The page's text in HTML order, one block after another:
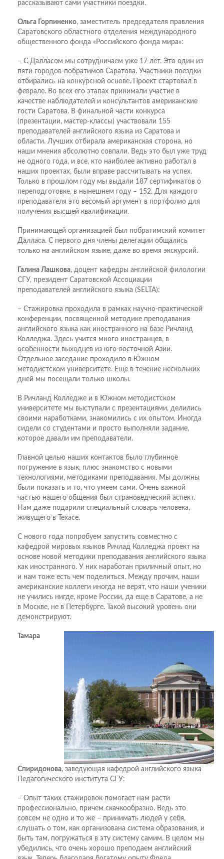
рассказывают сами участники поездки.
Ольга Горпиненко, заместитель председателя правления
Саратовского областного отделения международного
общественного фонда «Российского фонда мира»:
– С Далласом мы сотрудничаем уже 17 лет. Это один из
пяти городов-побратимов Саратова. Участники поездки
отбирались на конкурсной основе. Проект стартовал в
феврале. Во всех его этапах принимали участие в
качестве наблюдателей и консультантов американские
гости Саратова. В финальной части конкурса
(презентации, мастер-классы) участвовали 155
преподавателей английского языка из Саратова и
области. Лучших отбирала американская сторона, но
наши мнения абсолютно совпали. Ведь это был уже труд
не одного года, и все, кто наиболее активно работал в
наших проектах, были вправе рассчитывать на успех.
Только в прошлом году мы выдали 187 сертификатов о
переподготовке, в нынешнем году – 152. Для каждого
преподавателя это весомый аргумент в портфолио для
получения высшей квалификации.
Принимающей организацией был побратимский комитет
Далласа. С первого дня члены делегации общались
только на английском языке, даже во время экскурсий.
Галина Лашкова, доцент кафедры английской филологии
СГУ, президент Саратовской Ассоциации
преподавателей английского языка (SELTA):
– Стажировка проходила в рамках научно-практической
конференции, посвященной методике преподавания
английского языка как иностранного на базе Ричланд
Колледжа. Здесь учится много иностранцев, в
особенности выходцев из юго-восточной Азии.
Отдельное заседание проходило в Южном
методистском университете. Еще в течение нескольких
дней мы посещали только школы.
В Ричланд Колледже и в Южном методистском
университете мы выступали с презентациями, делились
своими наработками, знакомились с их опытом. Иногда
сидели со студентами и просто выполняли задание,
которое давали им преподаватели.
Главной целью наших контактов было глубинное
погружение в язык, плюс знакомство с новыми
технологиями, методиками преподавания. Мы должны
были показать и то, что умеем сами. Очень важной
частью нашего общения был страноведческий аспект.
Нам даже подарили специальный словарь человека,
живущего в Техасе.
С нового года попробуем запустить совместно с
кафедрой мировых языков Ричлад Колледжа проект на
основе новой методики преподавания английского языка
как иностранного. У них наработан приличный опыт, но
и нам тоже есть чем поделиться. Между прочим, наши
американские коллеги иногда не верят, что наши ученики
не учились нигде, кроме России, да еще в Саратове, а не
в Москве, не в Петербурге. Такой высокий уровень они
демонстрируют.
Тамара
Спиридонова, заведующая кафедрой английского языка
Педагогического института СГУ:
– Опыт таких стажировок помогает нам расти
профессионально, причем скачкообразно. Ведь это
совсем не одно и то же – принимать людей у себя,
слушать о том, как организована система образования, и
быть там, погружаться в эту систему самим. В целом мы
убедились, что очень хорошо преподаем английский